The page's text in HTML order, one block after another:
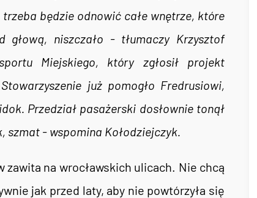
będzie odnowić całe wnętrze, które
niszczało - tłumaczy Krzysztof
Miejskiego, który zgłosił projekt
już pomogło Fredrusiowi,
Przedział pasażerski dosłownie tonął
szmat - wspomina Kołodziejczyk.
na wrocławskich ulicach. Nie chcą
jak przed laty, aby nie powtórzyła się